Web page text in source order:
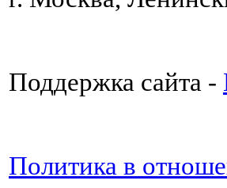
Поддержка сайта -
Политика в